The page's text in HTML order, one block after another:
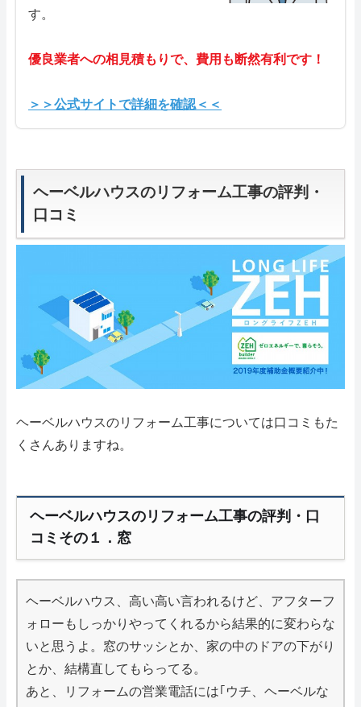
す。
優良業者への相見積もりで、費用も断然有利です！
＞＞公式サイトで詳細を確認＜＜
ヘーベルハウスのリフォーム工事の評判・
口コミ
ヘーベルハウスのリフォーム工事については口コミもた
くさんありますね。
ヘーベルハウスのリフォーム工事の評判・口
コミその１．窓
ヘーベルハウス、高い高い言われるけど、アフターフ
ォローもしっかりやってくれるから結果的に変わらな
いと思うよ。窓のサッシとか、家の中のドアの下がり
とか、結構直してもらってる。
あと、リフォームの営業電話には｢ウチ、ヘーベルな